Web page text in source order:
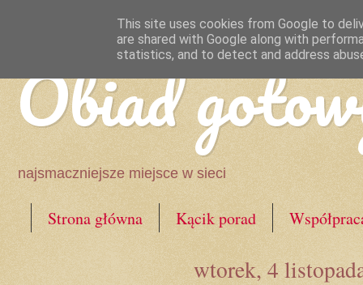
Obiad
najsmaczniejsze miejsce w sieci
Strona główna Kącik porad
wtorek, 4
This site uses cookies from Google to
are shared with Google along with
statistics, and to detect and address